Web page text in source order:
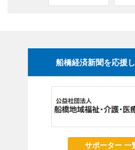
船橋経済新聞を応援
サポーター 一